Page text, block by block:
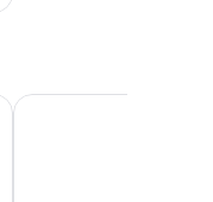
Residence Sos Alinos